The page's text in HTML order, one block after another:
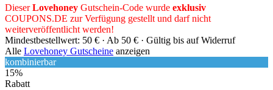
DieserLovehoney Gutschein-Code wurde exklusiv
COUPONS.DE zur Verfügung gestellt und darf nicht
weiterveröffentlicht werden!
Mindestbestellwert: 50 € · Ab 50 € · Gültig bis auf Widerruf
Alle Lovehoney Gutscheine anzeigen
kombinierbar
15%
Rabatt